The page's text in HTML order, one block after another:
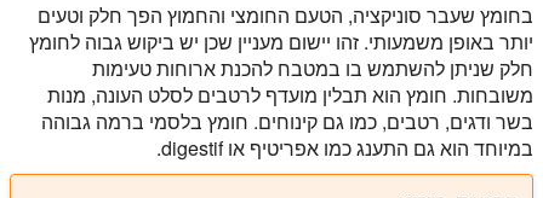
בחומץ שעבר סוניקציה, הטעם החומצי והחמוץ הפך חלק וטעים
יותר באופן משמעותי. זהו יישום מעניין שכן יש ביקוש גבוה לחומץ
חלק שניתן להשתמש בו במטבח להכנת ארוחות טעימות
משובחות. חומץ הוא תבלין מועדף לרטבים לסלט העונה, מנות
בשר ודגים, רטבים, כמו גם קינוחים. חומץ בלסמי ברמה גבוהה
במיוחד הוא גם התענג כמו אפריטיף או digestif.